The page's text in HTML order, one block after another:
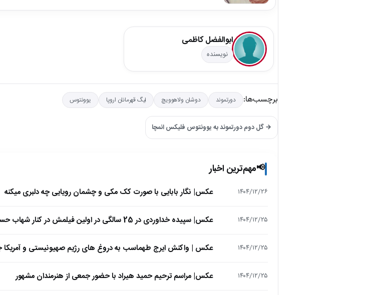
ابوالفضل کاظمی
نویسنده
برچسب‌ها: دورتموند دوشان ولاهوویچ لیگ قهرمانان اروپا یوونتوس
→ گل دوم دورتموند به یوونتوس فلیکس انمچا
📢مهم‌ترین اخبار
۱۴۰۴/۱۲/۲۶ عکس| نگار بابایی با صورت کک مکی و چشمان رویایی چه دلبری میکنه
۱۴۰۴/۱۲/۲۵ عکس| سپیده خداوردی در 25 سالگی در اولین فیلمش در کنار شهاب حسینی
۱۴۰۴/۱۲/۲۵ عکس | واکنش ایرج طهماسب به دروغ های رژیم صهیونیستی و آمریکا
۱۴۰۴/۱۲/۲۵ عکس| مراسم ترحیم حمید هیراد با حضور جمعی از هنرمندان مشهور